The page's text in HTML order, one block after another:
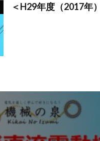
＜H29年度（2017年